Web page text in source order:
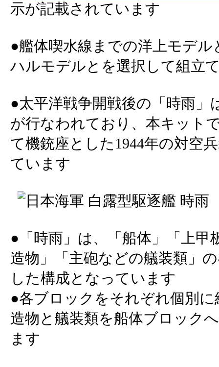
示が記載されています
●艦体喫水線までの洋上モデ
ハルモデルとを選択して組立
●太平洋戦争開戦後の「時雨」
が行なわれており、本キット
て機銃座とした1944年の対空
ています
●「時雨」は、「船体」「上甲
造物」「主砲などの艤装類」
した構成となっています
●各ブロックをそれぞれ個別
造物と艤装類を船体ブロック
ます